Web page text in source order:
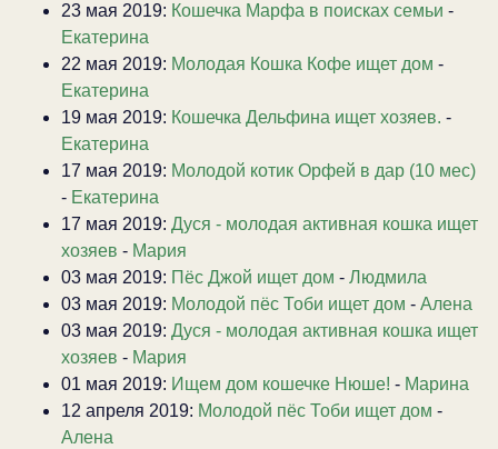
23 мая 2019: Кошечка Марфа в поисках семьи -
Екатерина
22 мая 2019: Молодая Кошка Кофе ищет дом -
Екатерина
19 мая 2019: Кошечка Дельфина ищет хозяев. -
Екатерина
17 мая 2019: Молодой котик Орфей в дар (10 мес)
- Екатерина
17 мая 2019: Дуся - молодая активная кошка ищет
хозяев - Мария
03 мая 2019: Пёс Джой ищет дом - Людмила
03 мая 2019: Молодой пёс Тоби ищет дом - Алена
03 мая 2019: Дуся - молодая активная кошка ищет
хозяев - Мария
01 мая 2019: Ищем дом кошечке Нюше! - Марина
12 апреля 2019: Молодой пёс Тоби ищет дом -
Алена